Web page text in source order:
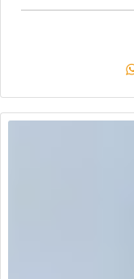
acabados, agua y
el valor de los
arrendamiento. la
calidad de vida. no
agendar visita.